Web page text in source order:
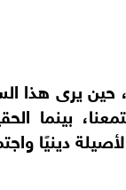
حين يرى هذا
بينما
دينيًا